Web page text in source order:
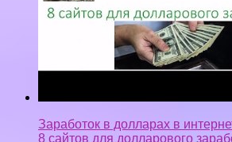
Заработок в долларах в
8 сайтов для долларового